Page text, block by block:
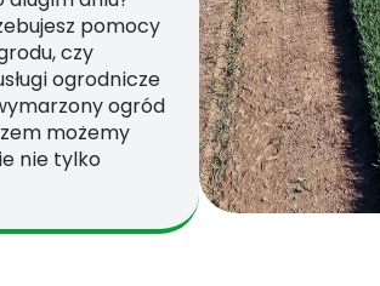
pomocy
czy
ogrodnicze
ogród
możemy
nie tylko